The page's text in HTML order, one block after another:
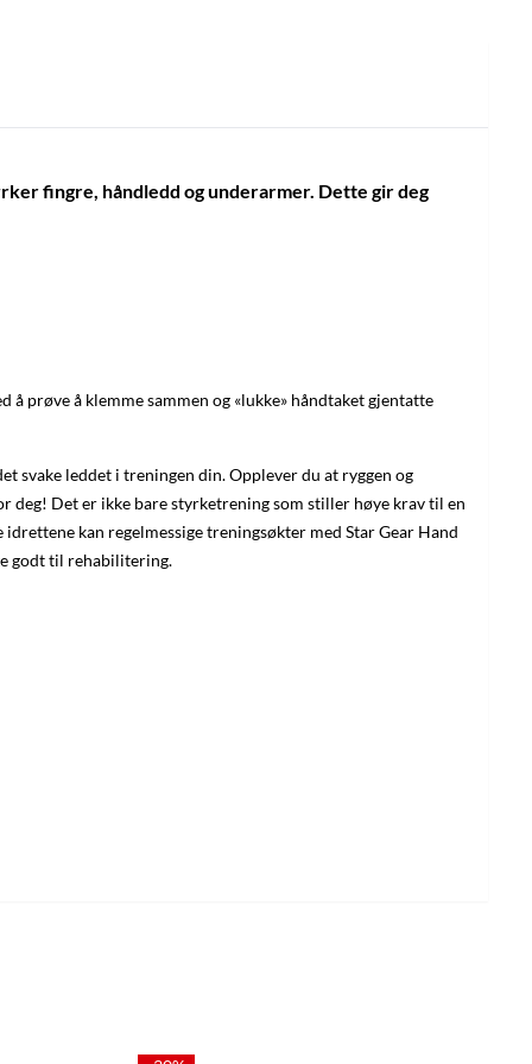
fingre, håndledd og underarmer. Dette gir deg
prøve å klemme sammen og «lukke» håndtaket gjentatte
svake leddet i treningen din. Opplever du at ryggen og
deg! Det er ikke bare styrketrening som stiller høye krav til en
kan regelmessige treningsøkter med Star Gear Hand
godt til rehabilitering.